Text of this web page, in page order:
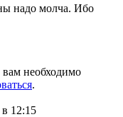
надо молча. Ибо
необходимо
.
в 12:15